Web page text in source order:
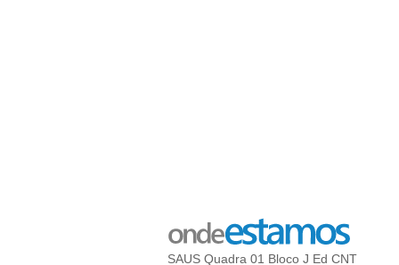
SAUS Quadra 01 Bloco J Ed CNT